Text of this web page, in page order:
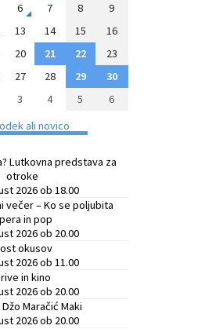
6 7 8
9
13 14 15
16
20 21 22
23
27 28 29
30
3 4 5 6
ali novico
Lutkovna predstava za
otroke
2026 ob 18.00
večer – Ko se poljubita
in pop
2026 ob 20.00
okusov
2026 ob 11.00
in kino
2026 ob 20.00
Maračić Maki
2026 ob 20.00